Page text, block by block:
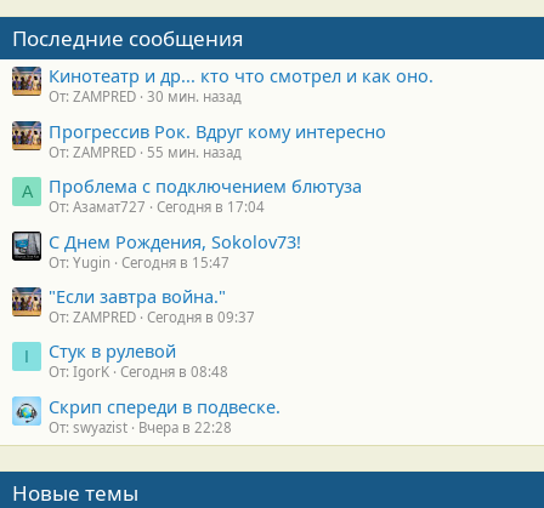
т
и
:
Последние сообщения
Кинотеатр и др... кто что смотрел и как оно.
От: ZAMPRED 30 мин. назад
Прогрессив Рок. Вдруг кому интересно
От: ZAMPRED 55 мин. назад
А Проблема с подключением блютуза
От: Азамат727 Сегодня в 17:04
С Днем Рождения, Sokolov73!
От: Yugin Сегодня в 15:47
"Если завтра война."
От: ZAMPRED Сегодня в 09:37
I Стук в рулевой
От: IgorK Сегодня в 08:48
Скрип спереди в подвеске.
От: swyazist Вчера в 22:28
Новые темы